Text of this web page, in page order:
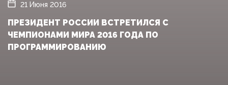
21 Июня 2016
ПРЕЗИДЕНТ РОССИИ ВСТРЕТИЛСЯ С
ЧЕМПИОНАМИ МИРА 2016 ГОДА ПО
ПРОГРАММИРОВАНИЮ